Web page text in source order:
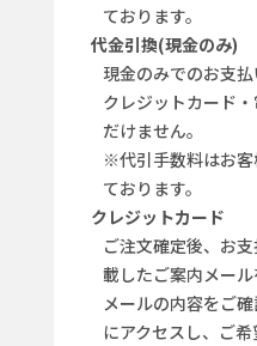
ております。
代金引換(現金のみ)
現金のみでのお支払
クレジットカード
だけません。
※代引手数料はお
ております。
クレジットカード
ご注文確定後、お
載したご案内メール
メールの内容をご
にアクセスし、ご